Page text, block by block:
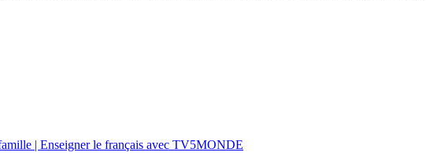
| Enseigner le français avec TV5MONDE